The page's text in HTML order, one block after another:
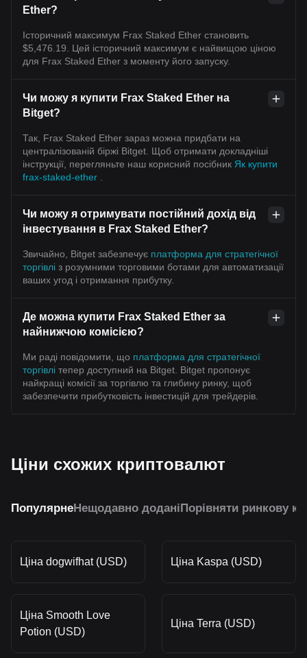
Ether?
Історичний максимум Frax Staked Ether становить
$5,476.19. Цей історичний максимум є найвищою ціною
для Frax Staked Ether з моменту його запуску.
Чи можу я купити Frax Staked Ether на
Bitget?
Так, Frax Staked Ether зараз можна придбати на
централізованій біржі Bitget. Щоб отримати докладніші
інструкції, перегляньте наш корисний посібник Як купити
frax-staked-ether
Чи можу я отримувати постійний дохід від
інвестування в Frax Staked Ether?
Звичайно, Bitget забезпечує платформа для стратегічної
торгівлі з розумними торговими ботами для автоматизації
ваших угод і отримання прибутку.
Де можна купити Frax Staked Ether за
найнижчою комісією?
Ми раді повідомити, що платформа для стратегічної
торгівлі тепер доступний на Bitget. Bitget пропонує
найкращі комісії за торгівлю та глибину ринку, щоб
забезпечити прибутковість інвестицій для трейдерів.
Ціни схожих криптовалют
ПопулярнеНещодавно доданіПорівняти ринкову
Ціна dogwifhat (USD) Ціна Kaspa (USD)
Ціна Smooth Love
Potion (USD)
Ціна Terra (USD)